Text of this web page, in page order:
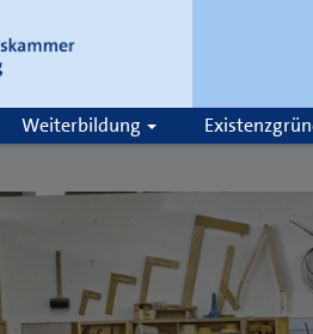
Weiterbildung